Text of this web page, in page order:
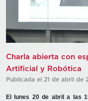
Charla abierta con
Artificial y Robótica
Publicada el 21 de abril de
El lunes 20 de abril a las